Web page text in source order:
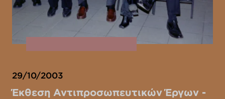
29/10/2003
Έκθεση Αντιπροσωπευτικών Έργων -